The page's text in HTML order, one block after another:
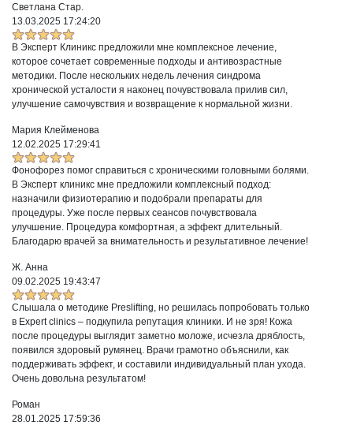
Светлана Стар.
13.03.2025 17:24:20
В Эксперт Клиникс предложили мне комплексное лечение,
которое сочетает современные подходы и антивозрастные
методики. После нескольких недель лечения синдрома
хронической усталости я наконец почувствовала прилив сил,
улучшение самочувствия и возвращение к нормальной жизни.
Мария Клейменова
12.02.2025 17:29:41
Фонофорез помог справиться с хроническими головными болями.
В Эксперт клиникс мне предложили комплексный подход:
назначили физиотерапию и подобрали препараты для
процедуры. Уже после первых сеансов почувствовала
улучшение. Процедура комфортная, а эффект длительный.
Благодарю врачей за внимательность и результативное лечение!
Ж. Анна
09.02.2025 19:43:47
Слышала о методике Preslifting, но решилась попробовать только
в Expert clinics – подкупила репутация клиники. И не зря! Кожа
после процедуры выглядит заметно моложе, исчезла дряблость,
появился здоровый румянец. Врачи грамотно объяснили, как
поддерживать эффект, и составили индивидуальный план ухода.
Очень довольна результатом!
Роман
28.01.2025 17:59:36